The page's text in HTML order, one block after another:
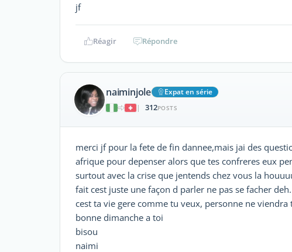
jf
Réagir Répondre
naiminjole
Expat en série
|
312POSTS
merci jf pour la fete de fin dannee,mais jai des
afrique pour depenser alors que tes confreres eux
surtout avec la crise que jentends chez vous la
fait cest juste une façon d parler ne pas se facher
cest ta vie gere comme tu veux, personne ne
bonne dimanche a toi
bisou
naimi